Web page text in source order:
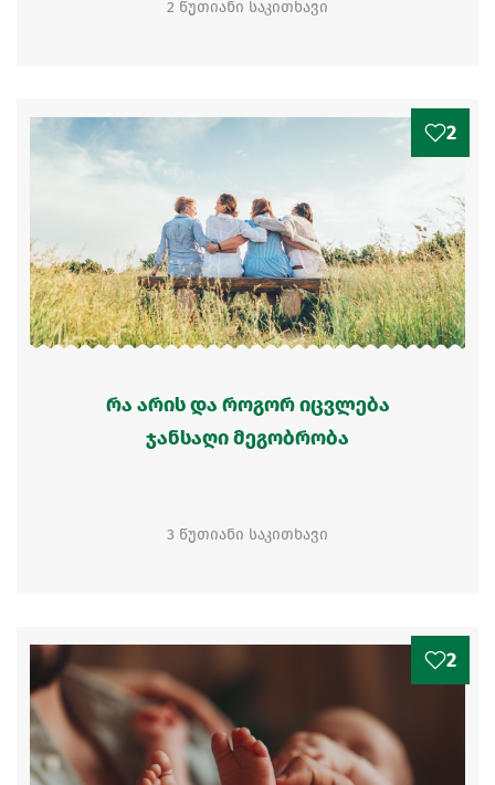
2 წუთიანი საკითხავი
2
რა არის და როგორ იცვლება
ჯანსაღი მეგობრობა
3 წუთიანი საკითხავი
2